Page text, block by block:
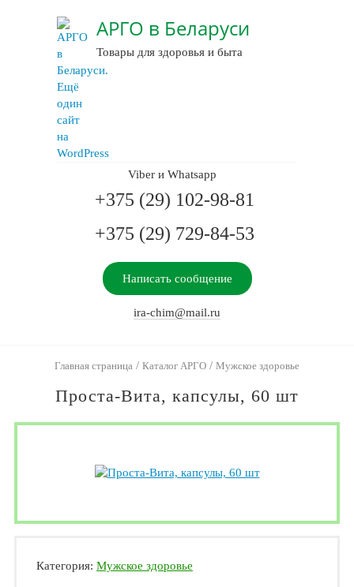
АРГО в Беларуси
Товары для здоровья и быта
Viber и Whatsapp
+375 (29) 102-98-81
+375 (29) 729-84-53
Написать сообщение
ira-chim@mail.ru
Главная страница / Каталог АРГО / Мужское здоровье
Проста-Вита, капсулы, 60 шт
Категория: Мужское здоровье